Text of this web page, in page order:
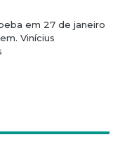
em 27 de janeiro
Vinícius